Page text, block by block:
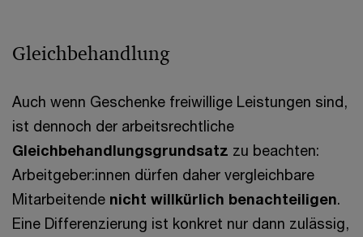
Gleichbehandlung
Auch wenn Geschenke freiwillige Leistungen sind,
ist dennoch der arbeitsrechtliche
Gleichbehandlungsgrundsatz zu beachten:
Arbeitgeber:innen dürfen daher vergleichbare
Mitarbeitende nicht willkürlich benachteiligen.
Eine Differenzierung ist konkret nur dann zulässig,